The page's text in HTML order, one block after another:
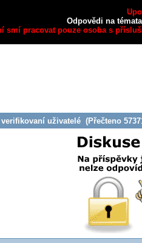
Odpovědi na
smí pracovat pouze osoba s
verifikovaní uživatelé (Přečteno